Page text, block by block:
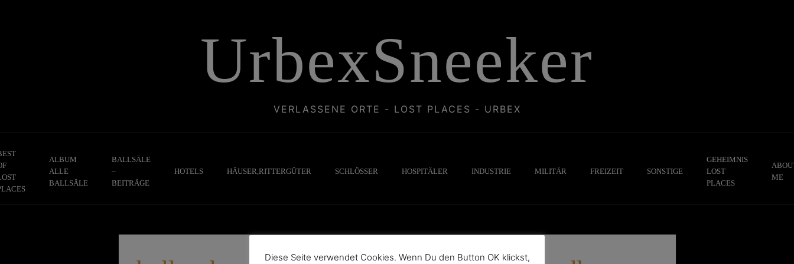
UrbexSneeker
VERLASSENE ORTE - LOST PLACES - URBEX
ALBUM
ALLE
BALLSÄLE
BALLSÄLE
–
BEITRÄGE
HOTELS HÄUSER,RITTERGÜTER SCHLÖSSER HOSPITÄLER INDUSTRIE MILITÄR FREIZEIT SONSTIGE
GEHEIMNIS
LOST
PLACES
ME
Diese Seite verwendet Cookies. Wenn Du den Button OK klickst,